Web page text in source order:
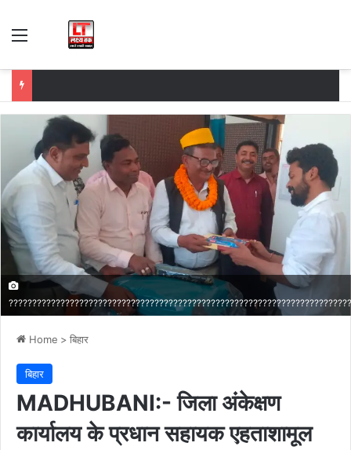
Menu
Home > बिहार
बिहार
MADHUBANI:- जिला अंकेक्षण
कार्यालय के प्रधान सहायक एहताशामूल